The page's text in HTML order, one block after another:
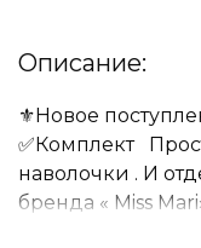
Описание:
⚜️Новое
✅Комплект
наволочки . И
бренда « Miss